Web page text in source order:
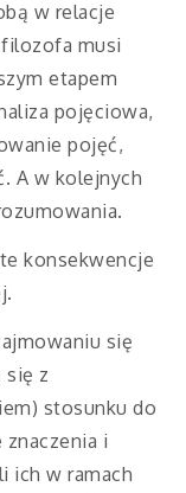
w relacje
filozofa musi
etapem
pojęciowa,
pojęć,
A w kolejnych
konsekwencje
się
się z
stosunku do
znaczenia i
ich w ramach